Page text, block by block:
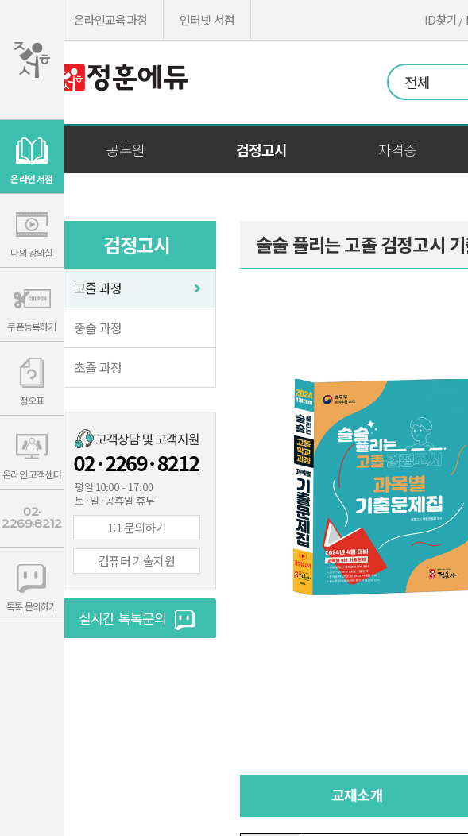
온라인 서점
나의 강의실
쿠폰등록하기
정오표
온라인 고객센터
02·
2269·8212
톡톡 문의하기
온라인교육과정 인터넷 서점 ID찾기 /
인
공무원 검정고시 자격증
검정고시
고졸 과정
중졸 과정
초졸 과정
1:1 문의하기
컴퓨터 기술지원
실시간 톡톡문의
술술 풀리는 고졸 검정고시
교재소개